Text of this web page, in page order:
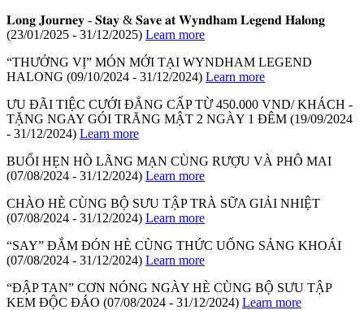
𝐋𝐨𝐧𝐠 𝐉𝐨𝐮𝐫𝐧𝐞𝐲 - 𝐒𝐭𝐚𝐲 & 𝐒𝐚𝐯𝐞 𝐚𝐭 𝐖𝐲𝐧𝐝𝐡𝐚𝐦 𝐋𝐞𝐠𝐞𝐧𝐝 𝐇𝐚𝐥𝐨𝐧𝐠
(23/01/2025 - 31/12/2025) Learn more
“THƯỞNG VỊ” MÓN MỚI TẠI WYNDHAM LEGEND
HALONG (09/10/2024 - 31/12/2024) Learn more
ƯU ĐÃI TIỆC CƯỚI ĐẲNG CẤP TỪ 450.000 VND/ KHÁCH -
TẶNG NGAY GÓI TRĂNG MẬT 2 NGÀY 1 ĐÊM (19/09/2024
- 31/12/2024) Learn more
BUỔI HẸN HÒ LÃNG MẠN CÙNG RƯỢU VÀ PHÔ MAI
(07/08/2024 - 31/12/2024) Learn more
CHÀO HÈ CÙNG BỘ SƯU TẬP TRÀ SỮA GIẢI NHIỆT
(07/08/2024 - 31/12/2024) Learn more
“SAY” ĐẮM ĐÓN HÈ CÙNG THỨC UỐNG SẢNG KHOÁI
(07/08/2024 - 31/12/2024) Learn more
“ĐẬP TAN” CƠN NÓNG NGÀY HÈ CÙNG BỘ SƯU TẬP
KEM ĐỘC ĐÁO (07/08/2024 - 31/12/2024) Learn more